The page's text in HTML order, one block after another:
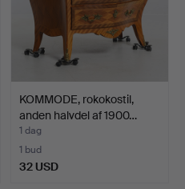
KOMMODE, rokokostil,
anden halvdel af 1900…
1 dag
1 bud
32 USD